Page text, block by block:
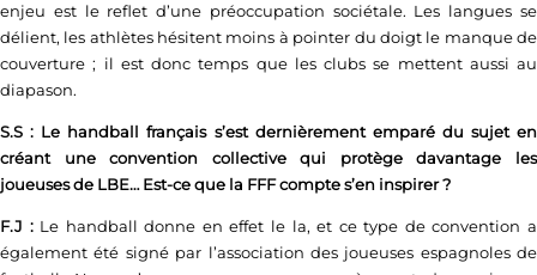
enjeu est le reflet d’une préoccupation sociétale. Les langues se
délient, les athlètes hésitent moins à pointer du doigt le manque de
couverture ; il est donc temps que les clubs se mettent aussi au
diapason.
S.S : Le handball français s’est dernièrement emparé du sujet en
créant une convention collective qui protège davantage les
joueuses de LBE… Est-ce que la FFF compte s’en inspirer ?
F.J :Le handball donne en effet le la, et ce type de convention a
également été signé par l’association des joueuses espagnoles de